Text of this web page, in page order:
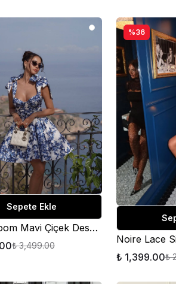
Sepete Ekle
Capri Bloom Mavi Çiçek Desenli Mini Elbise
₺ 3,499.00
%36
₺ 1,399.00₺